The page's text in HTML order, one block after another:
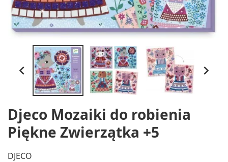
 
Djeco Mozaiki do robienia
Piękne Zwierzątka +5
DJECO